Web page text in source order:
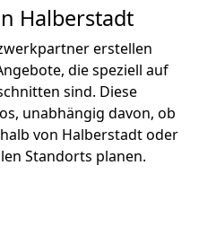
Halberstadt
erstellen
die speziell auf
sind. Diese
unabhängig davon, ob
von Halberstadt oder
Standorts planen.